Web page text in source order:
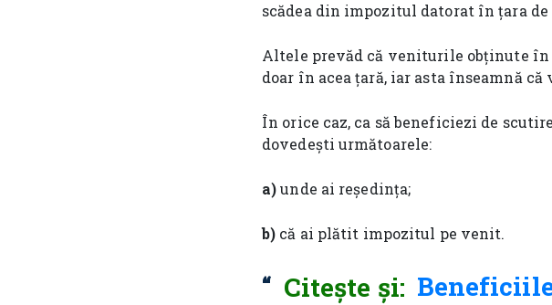
scădea din impozitul datorat în țara de
Altele prevăd că veniturile obținute
doar în acea țară, iar asta înseamnă
În orice caz, ca să beneficiezi de
dovedești următoarele:
a)unde ai reședința;
b) că ai plătit impozitul pe venit.
Citește și: